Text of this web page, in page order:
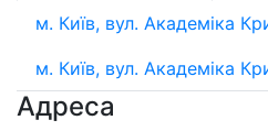
м. Київ, вул. Академіка
м. Київ, вул. Академіка
Адреса